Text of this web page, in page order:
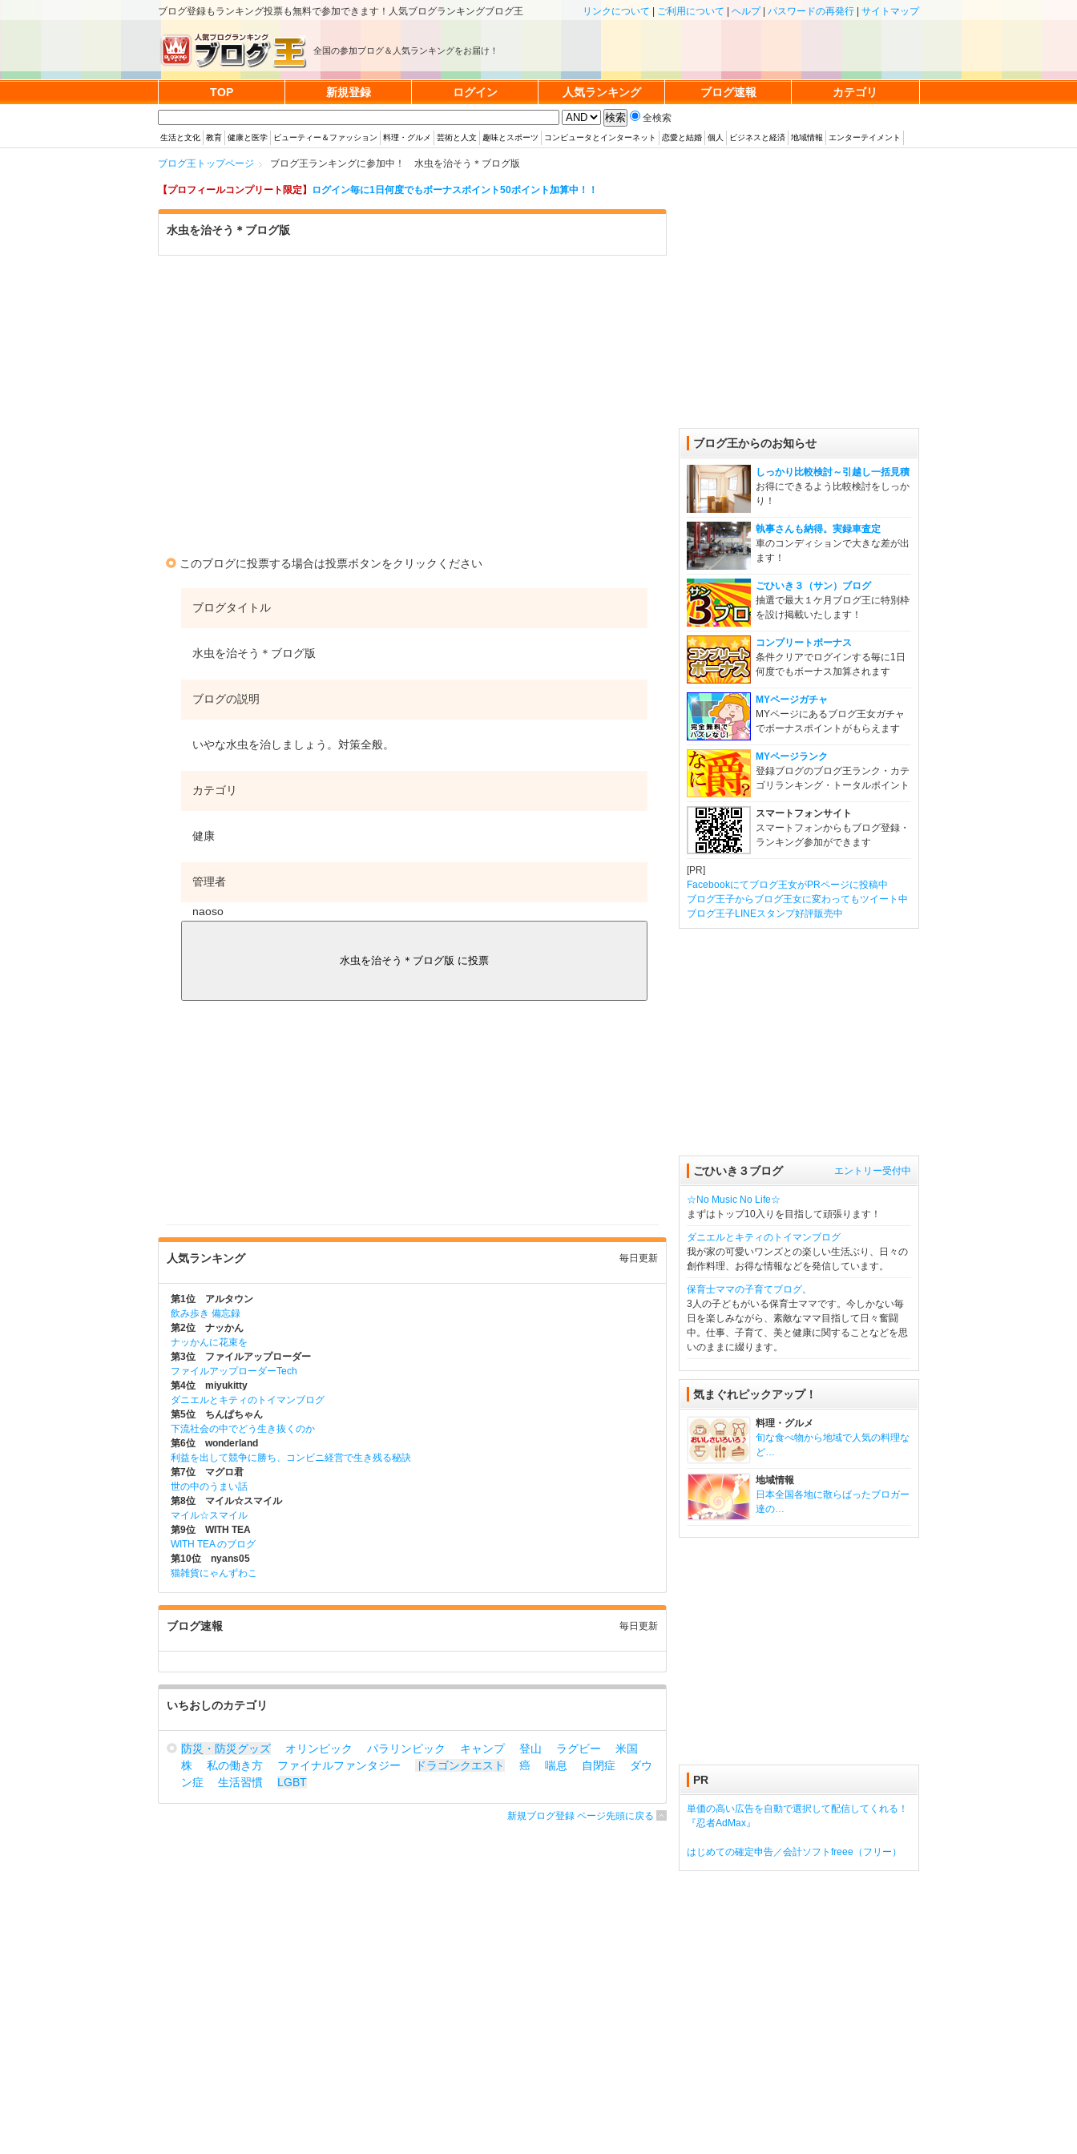
ブログ登録もランキング投票も無料で参加できます！人気ブログランキングブログ王 リンクについて ご利用について ヘルプ| パスワードの再発行 サイトマップ
全国の参加ブログ＆人気ランキングをお届け！
TOP 新規登録 ログイン 人気ランキング ブログ速報 カテゴリ
全検索
生活と文化 教育 健康と医学 ビューティー＆ファッション 料理・グルメ 芸術と人文 趣味とスポーツ コンピュータとインターネット 恋愛と結婚 個人 ビジネスと経済 地域情報 エンターテイメント
ブログ王トップページ ブログ王ランキングに参加中！ 水虫を治そう＊ブログ版
【プロフィールコンプリート限定】 ログイン毎に1日何度でもボーナスポイント50ポイント加算中！！
水虫を治そう＊ブログ版
このブログに投票する場合は投票ボタンをクリックください
ブログタイトル
水虫を治そう＊ブログ版
ブログの説明
いやな水虫を治しましょう。対策全般。
カテゴリ
健康
管理者
naoso
人気ランキング 毎日更新
第1位 アルタウン
飲み歩き 備忘録
第2位 ナッかん
ナッかんに花束を
第3位 ファイルアップローダー
ファイルアップローダーTech
第4位 miyukitty
ダニエルとキティのトイマンブログ
第5位 ちんぱちゃん
下流社会の中でどう生き抜くのか
第6位 wonderland
利益を出して競争に勝ち、コンビニ経営で生き残る秘訣
第7位 マグロ君
世の中のうまい話
第8位 マイル☆スマイル
マイル☆スマイル
第9位 WITH TEA
WITH TEA のブログ
第10位 nyans05
猫雑貨にゃんずわこ
ブログ速報 毎日更新
いちおしのカテゴリ
防災・防災グッズ オリンピック パラリンピック キャンプ 登山 ラグビー
米国
株
私の働き方 ファイナルファンタジー ドラゴンクエスト 癌 喘息 自閉症
ダウ
ン症
生活習慣 LGBT
新規ブログ登録 ページ先頭に戻る
ブログ王からのお知らせ
しっかり比較検討～引越し一括見積
お得にできるよう比較検討をしっか
り！
執事さんも納得。実録車査定
車のコンディションで大きな差が出
ます！
ごひいき３（サン）ブログ
抽選で最大１ケ月ブログ王に特別枠
を設け掲載いたします！
コンプリートボーナス
条件クリアでログインする毎に1日
何度でもボーナス加算されます
MYページガチャ
MYページにあるブログ王女ガチャ
でボーナスポイントがもらえます
MYページランク
登録ブログのブログ王ランク・カテ
ゴリランキング・トータルポイント
スマートフォンサイト
スマートフォンからもブログ登録・
ランキング参加ができます
[PR]
Facebookにてブログ王女がPRページに投稿中
ブログ王子からブログ王女に変わってもツイート中
ブログ王子LINEスタンプ好評販売中
エントリー受付中
ごひいき３ブログ
☆No Music No Life☆
まずはトップ10入りを目指して頑張ります！
ダニエルとキティのトイマンブログ
我が家の可愛いワンズとの楽しい生活ぶり、日々の
創作料理、お得な情報などを発信しています。
保育士ママの子育てブログ。
3人の子どもがいる保育士ママです。今しかない毎
日を楽しみながら、素敵なママ目指して日々奮闘
中。仕事、子育て、美と健康に関することなどを思
いのままに綴ります。
気まぐれピックアップ！
料理・グルメ
旬な食べ物から地域で人気の料理な
ど…
地域情報
日本全国各地に散らばったブロガー
達の…
PR
単価の高い広告を自動で選択して配信してくれる！
『忍者AdMax』
はじめての確定申告／会計ソフトfreee（フリー）